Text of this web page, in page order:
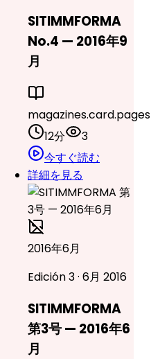
SITIMMFORMA
No.4 — 2016年9
月
magazines.card.pages
12分
3
今すぐ読む
詳細を見る
2016年6月
Edición 3 · 6月 2016
SITIMMFORMA
第3号 — 2016年6
月